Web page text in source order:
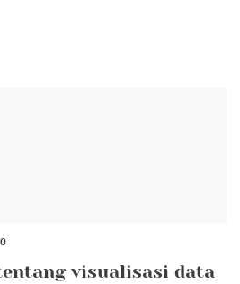
0
visualisasi data